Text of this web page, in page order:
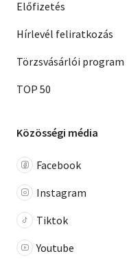
Előfizetés
Hírlevél feliratkozás
Törzsvásárlói program
TOP 50
Közösségi média
Facebook
Instagram
Tiktok
Youtube